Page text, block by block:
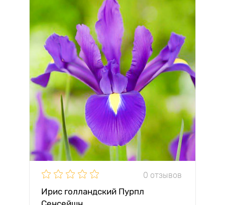
0 отзывов
Ирис голландский Пурпл